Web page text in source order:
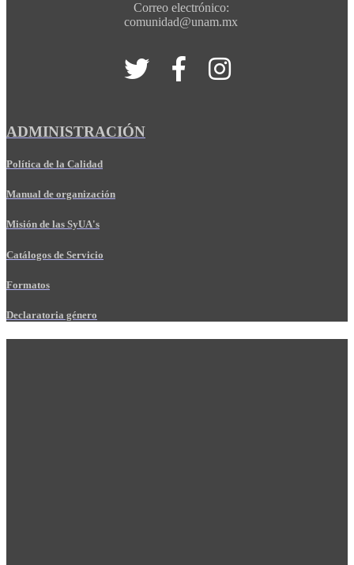
Correo electrónico:
comunidad@unam.mx
ADMINISTRACIÓN
Política de la Calidad
Manual de organización
Misión de las SyUA's
Catálogos de Servicio
Formatos
Declaratoria género